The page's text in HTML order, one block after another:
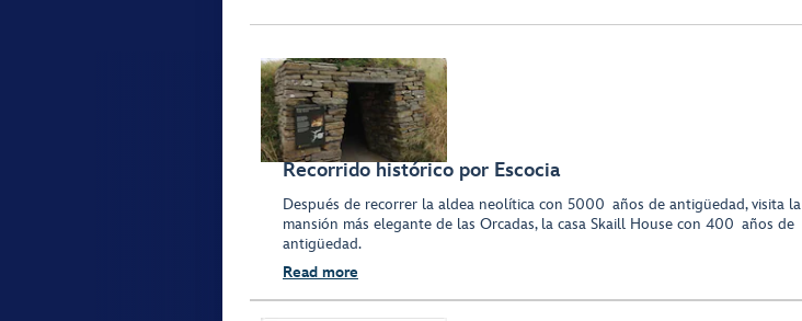
Recorrido histórico por Escocia
Después de recorrer la aldea neolítica con 5000 años de antigüedad, visita la
mansión más elegante de las Orcadas, la casa Skaill House con 400 años de
antigüedad.
Read more